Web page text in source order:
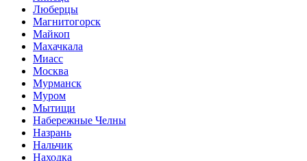
Люберцы
Магнитогорск
Майкоп
Махачкала
Миасс
Москва
Мурманск
Муром
Мытищи
Набережные Челны
Назрань
Нальчик
Находка